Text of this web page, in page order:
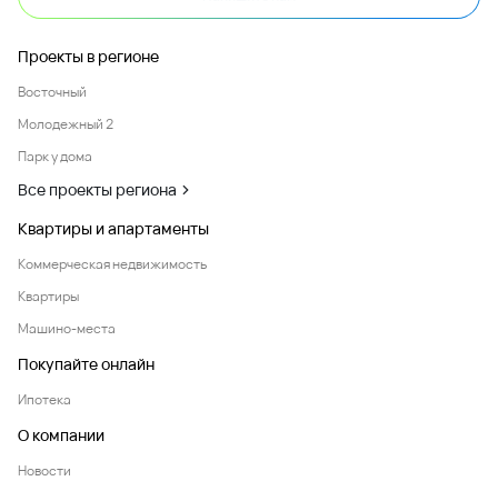
Проекты в регионе
Восточный
Молодежный 2
Парк у дома
Все проекты региона
Квартиры и апартаменты
Коммерческая недвижимость
Квартиры
Машино-места
Покупайте онлайн
Ипотека
О компании
Новости